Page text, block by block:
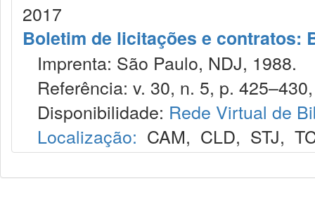
2017
Boletim de licitações e contratos:
Imprenta: São Paulo, NDJ, 1988.
Referência: v. 30, n. 5, p.
Disponibilidade: Rede Virtual de
Localização: CAM, CLD, STJ,